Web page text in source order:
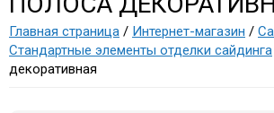
Главная страница / Интернет-магазин /
Стандартные элементы отделки сайдинга
декоративная